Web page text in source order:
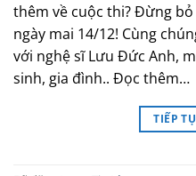
thêm về cuộc thi? Đừng
ngày mai 14/12! Cùng
với nghệ sĩ Lưu Đức Anh,
sinh, gia đình.. Đọc thêm…
TIẾP